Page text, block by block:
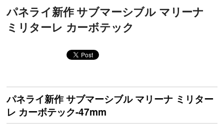
パネライ新作 サブマーシブル マリーナ
ミリターレ カーボテック
パネライ新作 サブマーシブル マリーナ ミリター
レ カーボテック-47mm